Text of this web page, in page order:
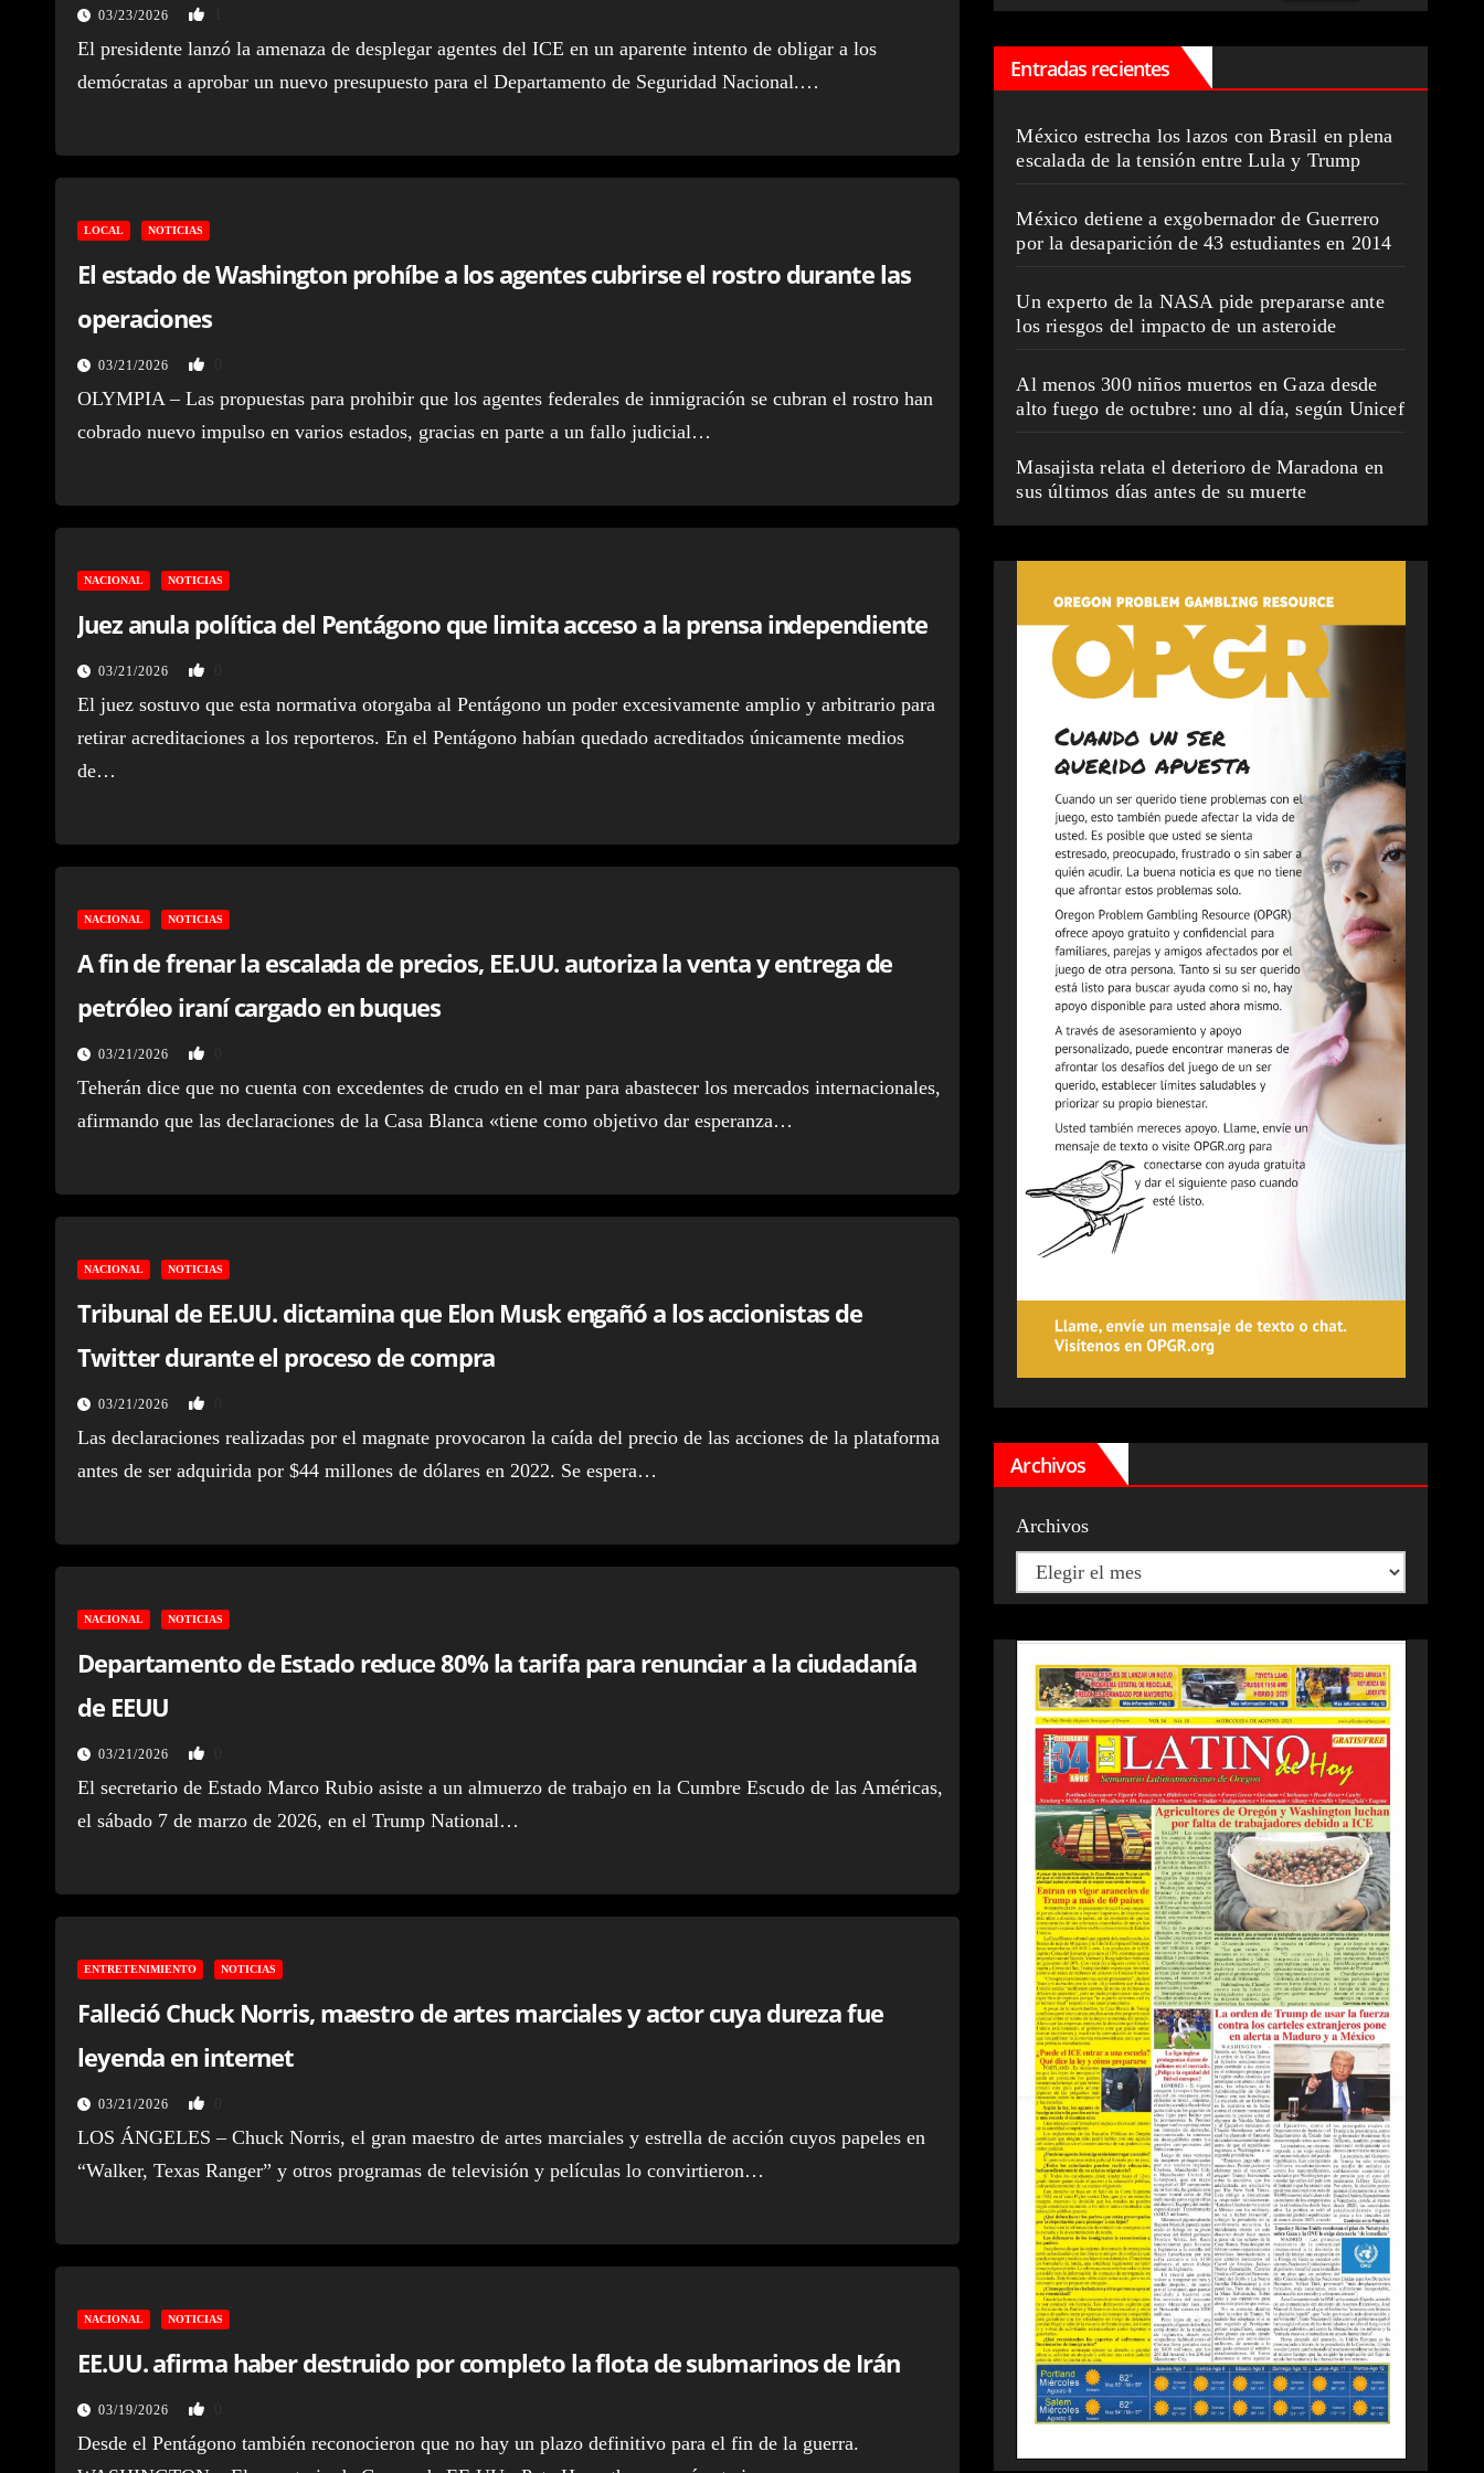
03/23/2026
El presidente lanzó la amenaza de desplegar agentes del ICE en un aparente intento de obligar a los
demócratas a aprobar un nuevo presupuesto para el Departamento de Seguridad Nacional.…
LOCAL NOTICIAS
El estado de Washington prohíbe a los agentes cubrirse el rostro durante las
operaciones
03/21/2026
OLYMPIA – Las propuestas para prohibir que los agentes federales de inmigración se cubran el rostro han
cobrado nuevo impulso en varios estados, gracias en parte a un fallo judicial…
NACIONAL NOTICIAS
Juez anula política del Pentágono que limita acceso a la prensa independiente
03/21/2026
El juez sostuvo que esta normativa otorgaba al Pentágono un poder excesivamente amplio y arbitrario para
retirar acreditaciones a los reporteros. En el Pentágono habían quedado acreditados únicamente medios
de…
NACIONAL NOTICIAS
A fin de frenar la escalada de precios, EE.UU. autoriza la venta y entrega de
petróleo iraní cargado en buques
03/21/2026
Teherán dice que no cuenta con excedentes de crudo en el mar para abastecer los mercados internacionales,
afirmando que las declaraciones de la Casa Blanca «tiene como objetivo dar esperanza…
NACIONAL NOTICIAS
Tribunal de EE.UU. dictamina que Elon Musk engañó a los accionistas de
Twitter durante el proceso de compra
03/21/2026
Las declaraciones realizadas por el magnate provocaron la caída del precio de las acciones de la plataforma
antes de ser adquirida por $44 millones de dólares en 2022. Se espera…
NACIONAL NOTICIAS
Departamento de Estado reduce 80% la tarifa para renunciar a la ciudadanía
de EEUU
03/21/2026
El secretario de Estado Marco Rubio asiste a un almuerzo de trabajo en la Cumbre Escudo de las Américas,
el sábado 7 de marzo de 2026, en el Trump National…
ENTRETENIMIENTO NOTICIAS
Falleció Chuck Norris, maestro de artes marciales y actor cuya dureza fue
leyenda en internet
03/21/2026
LOS ÁNGELES – Chuck Norris, el gran maestro de artes marciales y estrella de acción cuyos papeles en
“Walker, Texas Ranger” y otros programas de televisión y películas lo convirtieron…
NACIONAL NOTICIAS
EE.UU. afirma haber destruido por completo la flota de submarinos de Irán
03/19/2026
Desde el Pentágono también reconocieron que no hay un plazo definitivo para el fin de la guerra.
Entradas recientes
México estrecha los lazos con Brasil en plena
escalada de la tensión entre Lula y Trump
México detiene a exgobernador de Guerrero
por la desaparición de 43 estudiantes en 2014
Un experto de la NASA pide prepararse ante
los riesgos del impacto de un asteroide
Al menos 300 niños muertos en Gaza desde
alto fuego de octubre: uno al día, según Unicef
Masajista relata el deterioro de Maradona en
sus últimos días antes de su muerte
Archivos
Archivos